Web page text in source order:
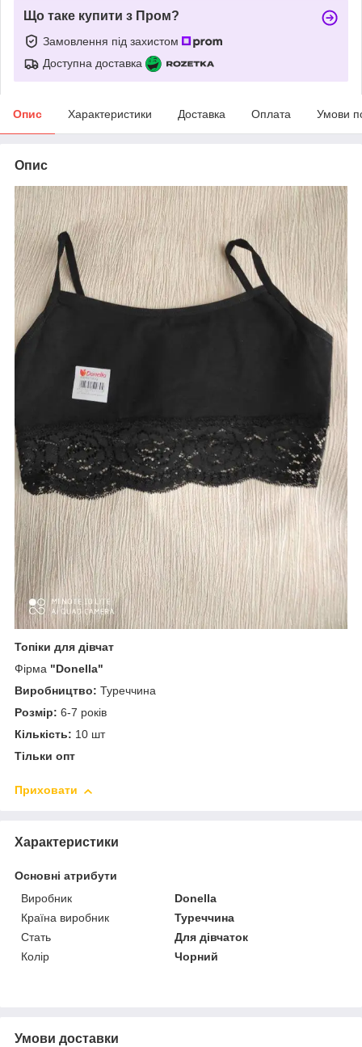
Що таке купити з Пром?
Замовлення під захистом
Доступна доставка
Опис Характеристики Доставка Оплата Умови
Опис
Топіки для дівчат
Фірма "Donella"
Виробництво: Туреччина
Розмір: 6-7 років
Кількість: 10 шт
Тільки опт
Приховати
Характеристики
Основні атрибути
Виробник
Donella
Країна виробник
Туреччина
Стать
Для дівчаток
Колір
Чорний
Умови доставки